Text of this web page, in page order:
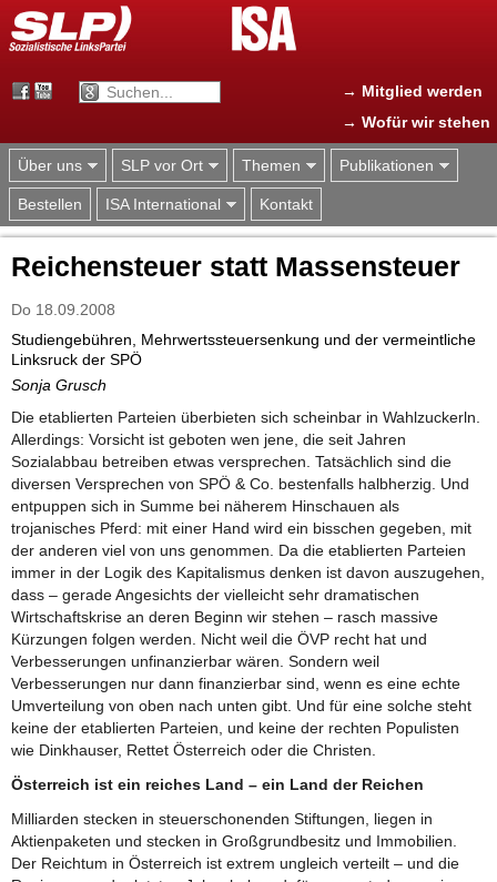
Jump to navigation
→ Mitglied werden
→ Wofür wir stehen
Über uns SLP vor Ort Themen Publikationen
Bestellen ISA International Kontakt
Reichensteuer statt Massensteuer
Do 18.09.2008
Studiengebühren, Mehrwertssteuersenkung und der vermeintliche
Linksruck der SPÖ
Sonja Grusch
Die etablierten Parteien überbieten sich scheinbar in Wahlzuckerln.
Allerdings: Vorsicht ist geboten wen jene, die seit Jahren
Sozialabbau betreiben etwas versprechen. Tatsächlich sind die
diversen Versprechen von SPÖ & Co. bestenfalls halbherzig. Und
entpuppen sich in Summe bei näherem Hinschauen als
trojanisches Pferd: mit einer Hand wird ein bisschen gegeben, mit
der anderen viel von uns genommen. Da die etablierten Parteien
immer in der Logik des Kapitalismus denken ist davon auszugehen,
dass – gerade Angesichts der vielleicht sehr dramatischen
Wirtschaftskrise an deren Beginn wir stehen – rasch massive
Kürzungen folgen werden. Nicht weil die ÖVP recht hat und
Verbesserungen unfinanzierbar wären. Sondern weil
Verbesserungen nur dann finanzierbar sind, wenn es eine echte
Umverteilung von oben nach unten gibt. Und für eine solche steht
keine der etablierten Parteien, und keine der rechten Populisten
wie Dinkhauser, Rettet Österreich oder die Christen.
Österreich ist ein reiches Land – ein Land der Reichen
Milliarden stecken in steuerschonenden Stiftungen, liegen in
Aktienpaketen und stecken in Großgrundbesitz und Immobilien.
Der Reichtum in Österreich ist extrem ungleich verteilt – und die